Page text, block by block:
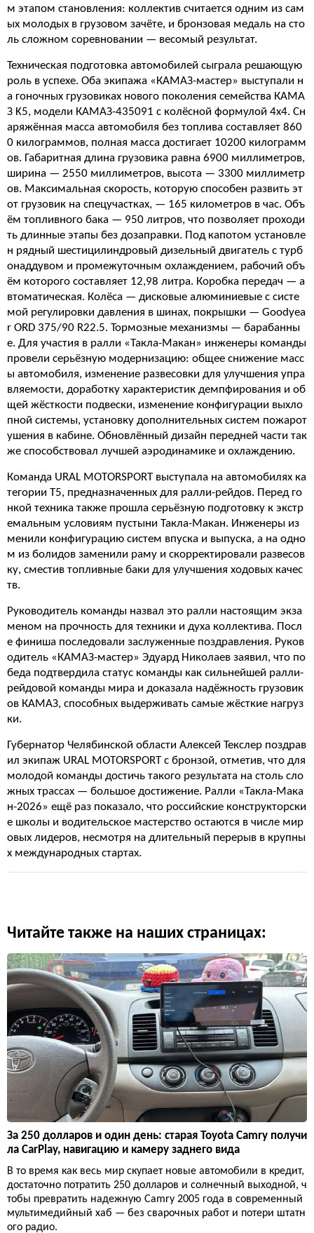
м этапом становления: коллектив считается одним из сам
ых молодых в грузовом зачёте, и бронзовая медаль на сто
ль сложном соревновании — весомый результат.
Техническая подготовка автомобилей сыграла решающую
роль в успехе. Оба экипажа «КАМАЗ-мастер» выступали н
а гоночных грузовиках нового поколения семейства КАМА
З K5, модели КАМАЗ-435091 с колёсной формулой 4х4. Сн
аряжённая масса автомобиля без топлива составляет 860
0 килограммов, полная масса достигает 10200 килограмм
ов. Габаритная длина грузовика равна 6900 миллиметров,
ширина — 2550 миллиметров, высота — 3300 миллиметр
ов. Максимальная скорость, которую способен развить эт
от грузовик на спецучастках, — 165 километров в час. Объ
ём топливного бака — 950 литров, что позволяет проходи
ть длинные этапы без дозаправки. Под капотом установле
н рядный шестицилиндровый дизельный двигатель с турб
онаддувом и промежуточным охлаждением, рабочий объ
ём которого составляет 12,98 литра. Коробка передач — а
втоматическая. Колёса — дисковые алюминиевые с систе
мой регулировки давления в шинах, покрышки — Goodyea
r ORD 375/90 R22.5. Тормозные механизмы — барабанны
е. Для участия в ралли «Такла-Макан» инженеры команды
провели серьёзную модернизацию: общее снижение масс
ы автомобиля, изменение развесовки для улучшения упра
вляемости, доработку характеристик демпфирования и об
щей жёсткости подвески, изменение конфигурации выхло
пной системы, установку дополнительных систем пожарот
ушения в кабине. Обновлённый дизайн передней части так
же способствовал лучшей аэродинамике и охлаждению.
Команда URAL MOTORSPORT выступала на автомобилях ка
тегории Т5, предназначенных для ралли-рейдов. Перед го
нкой техника также прошла серьёзную подготовку к экстр
емальным условиям пустыни Такла-Макан. Инженеры из
менили конфигурацию систем впуска и выпуска, а на одно
м из болидов заменили раму и скорректировали развесов
ку, сместив топливные баки для улучшения ходовых качес
тв.
Руководитель команды назвал это ралли настоящим экза
меном на прочность для техники и духа коллектива. Посл
е финиша последовали заслуженные поздравления. Руков
одитель «КАМАЗ-мастер» Эдуард Николаев заявил, что по
беда подтвердила статус команды как сильнейшей ралли-
рейдовой команды мира и доказала надёжность грузовик
ов КАМАЗ, способных выдерживать самые жёсткие нагруз
ки.
Губернатор Челябинской области Алексей Текслер поздрав
ил экипаж URAL MOTORSPORT с бронзой, отметив, что для
молодой команды достичь такого результата на столь сло
жных трассах — большое достижение. Ралли «Такла-Мака
н-2026» ещё раз показало, что российские конструкторски
е школы и водительское мастерство остаются в числе мир
овых лидеров, несмотря на длительный перерыв в крупны
х международных стартах.
Читайте также на наших страницах:
За 250 долларов и один день: старая Toyota Camry получи
ла CarPlay, навигацию и камеру заднего вида
В то время как весь мир скупает новые автомобили в кредит,
достаточно потратить 250 долларов и солнечный выходной, ч
тобы превратить надежную Camry 2005 года в современный
мультимедийный хаб — без сварочных работ и потери штатн
ого радио.